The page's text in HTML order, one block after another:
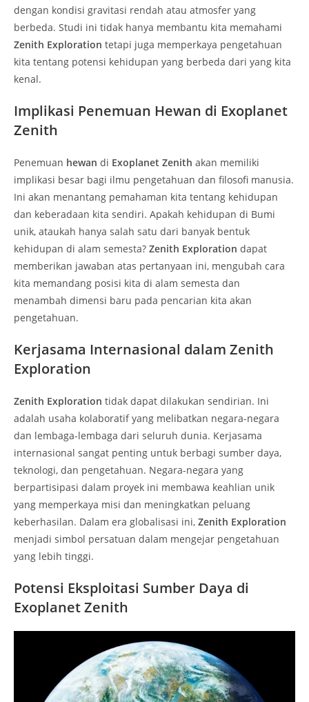
dengan kondisi gravitasi rendah atau atmosfer yang
berbeda. Studi ini tidak hanya membantu kita memahami
Zenith Exploration tetapi juga memperkaya pengetahuan
kita tentang potensi kehidupan yang berbeda dari yang kita
kenal.
Implikasi Penemuan Hewan di Exoplanet
Zenith
Penemuan hewan di Exoplanet Zenith akan memiliki
implikasi besar bagi ilmu pengetahuan dan filosofi manusia.
Ini akan menantang pemahaman kita tentang kehidupan
dan keberadaan kita sendiri. Apakah kehidupan di Bumi
unik, ataukah hanya salah satu dari banyak bentuk
kehidupan di alam semesta? Zenith Exploration dapat
memberikan jawaban atas pertanyaan ini, mengubah cara
kita memandang posisi kita di alam semesta dan
menambah dimensi baru pada pencarian kita akan
pengetahuan.
Kerjasama Internasional dalam Zenith
Exploration
Zenith Exploration tidak dapat dilakukan sendirian. Ini
adalah usaha kolaboratif yang melibatkan negara-negara
dan lembaga-lembaga dari seluruh dunia. Kerjasama
internasional sangat penting untuk berbagi sumber daya,
teknologi, dan pengetahuan. Negara-negara yang
berpartisipasi dalam proyek ini membawa keahlian unik
yang memperkaya misi dan meningkatkan peluang
keberhasilan. Dalam era globalisasi ini, Zenith Exploration
menjadi simbol persatuan dalam mengejar pengetahuan
yang lebih tinggi.
Potensi Eksploitasi Sumber Daya di
Exoplanet Zenith